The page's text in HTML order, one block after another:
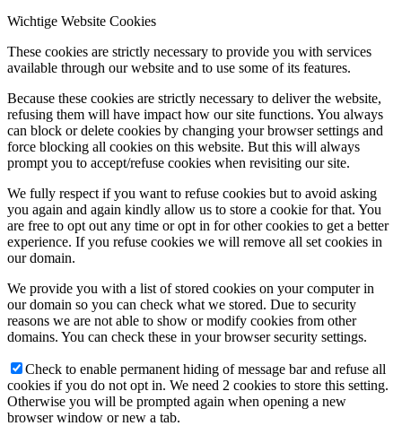
Wichtige Website Cookies
These cookies are strictly necessary to provide you with services
available through our website and to use some of its features.
Because these cookies are strictly necessary to deliver the website,
refusing them will have impact how our site functions. You always
can block or delete cookies by changing your browser settings and
force blocking all cookies on this website. But this will always
prompt you to accept/refuse cookies when revisiting our site.
We fully respect if you want to refuse cookies but to avoid asking
you again and again kindly allow us to store a cookie for that. You
are free to opt out any time or opt in for other cookies to get a better
experience. If you refuse cookies we will remove all set cookies in
our domain.
We provide you with a list of stored cookies on your computer in
our domain so you can check what we stored. Due to security
reasons we are not able to show or modify cookies from other
domains. You can check these in your browser security settings.
Check to enable permanent hiding of message bar and refuse all
cookies if you do not opt in. We need 2 cookies to store this setting.
Otherwise you will be prompted again when opening a new
browser window or new a tab.